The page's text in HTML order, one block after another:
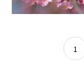
1